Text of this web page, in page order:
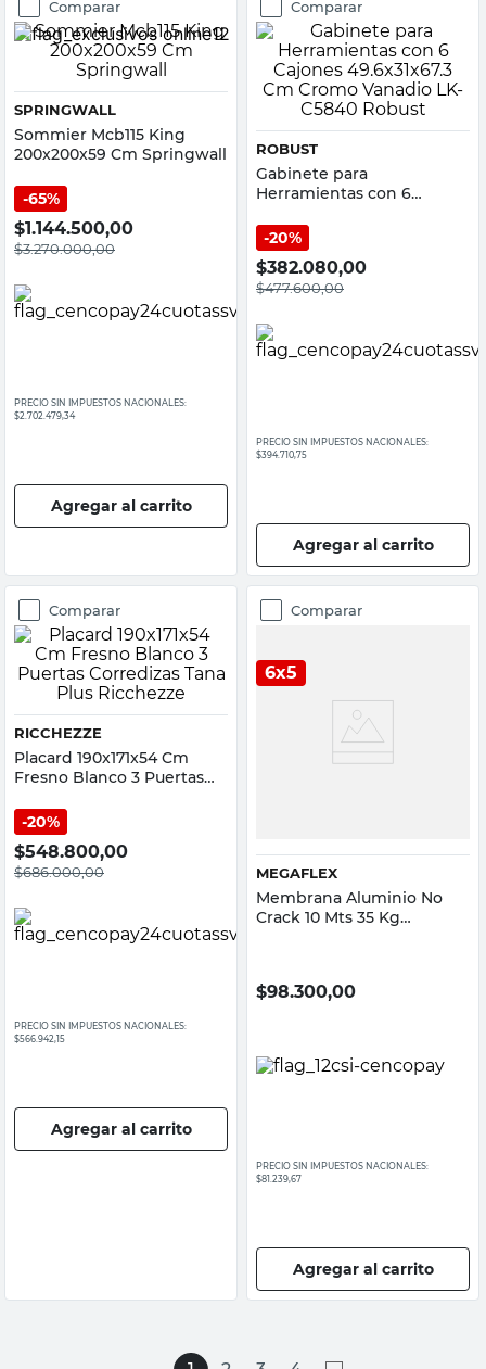
Comparar
SPRINGWALL
Sommier Mcb115 King
200x200x59 Cm Springwall
65%
$1.144.500,00
$3.270.000,00
PRECIO SIN IMPUESTOS NACIONALES:
$2.702.479,34
Agregar al carrito
Comparar
ROBUST
Gabinete para
Herramientas con 6
Cromo Vanadio LK-C5840
Robust
20%
$382.080,00
$477.600,00
PRECIO SIN IMPUESTOS NACIONALES:
$394.710,75
Agregar al carrito
Comparar
RICCHEZZE
Placard 190x171x54 Cm
Fresno Blanco 3 Puertas
Ricchezze
20%
$548.800,00
$686.000,00
PRECIO SIN IMPUESTOS NACIONALES:
$566.942,15
Agregar al carrito
Comparar
6x5
MEGAFLEX
Membrana Aluminio No
Crack 10 Mts 35 Kg
$98.300,00
PRECIO SIN IMPUESTOS NACIONALES:
$81.239,67
Agregar al carrito